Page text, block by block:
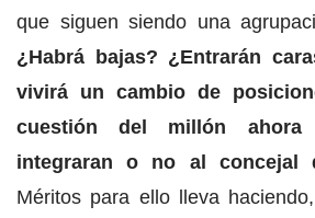
que siguen siendo una
¿Habrá bajas? ¿Entrarán
vivirá un cambio de
cuestión del millón
integraran o no al concejal
Méritos para ello lleva